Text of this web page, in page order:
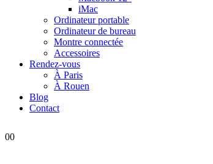
iMac
Ordinateur portable
Ordinateur de bureau
Montre connectée
Accessoires
Rendez-vous
À Paris
À Rouen
Blog
Contact
00